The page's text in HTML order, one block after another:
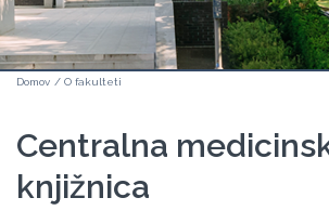
Domov / O fakulteti
Centralna
knjižnica